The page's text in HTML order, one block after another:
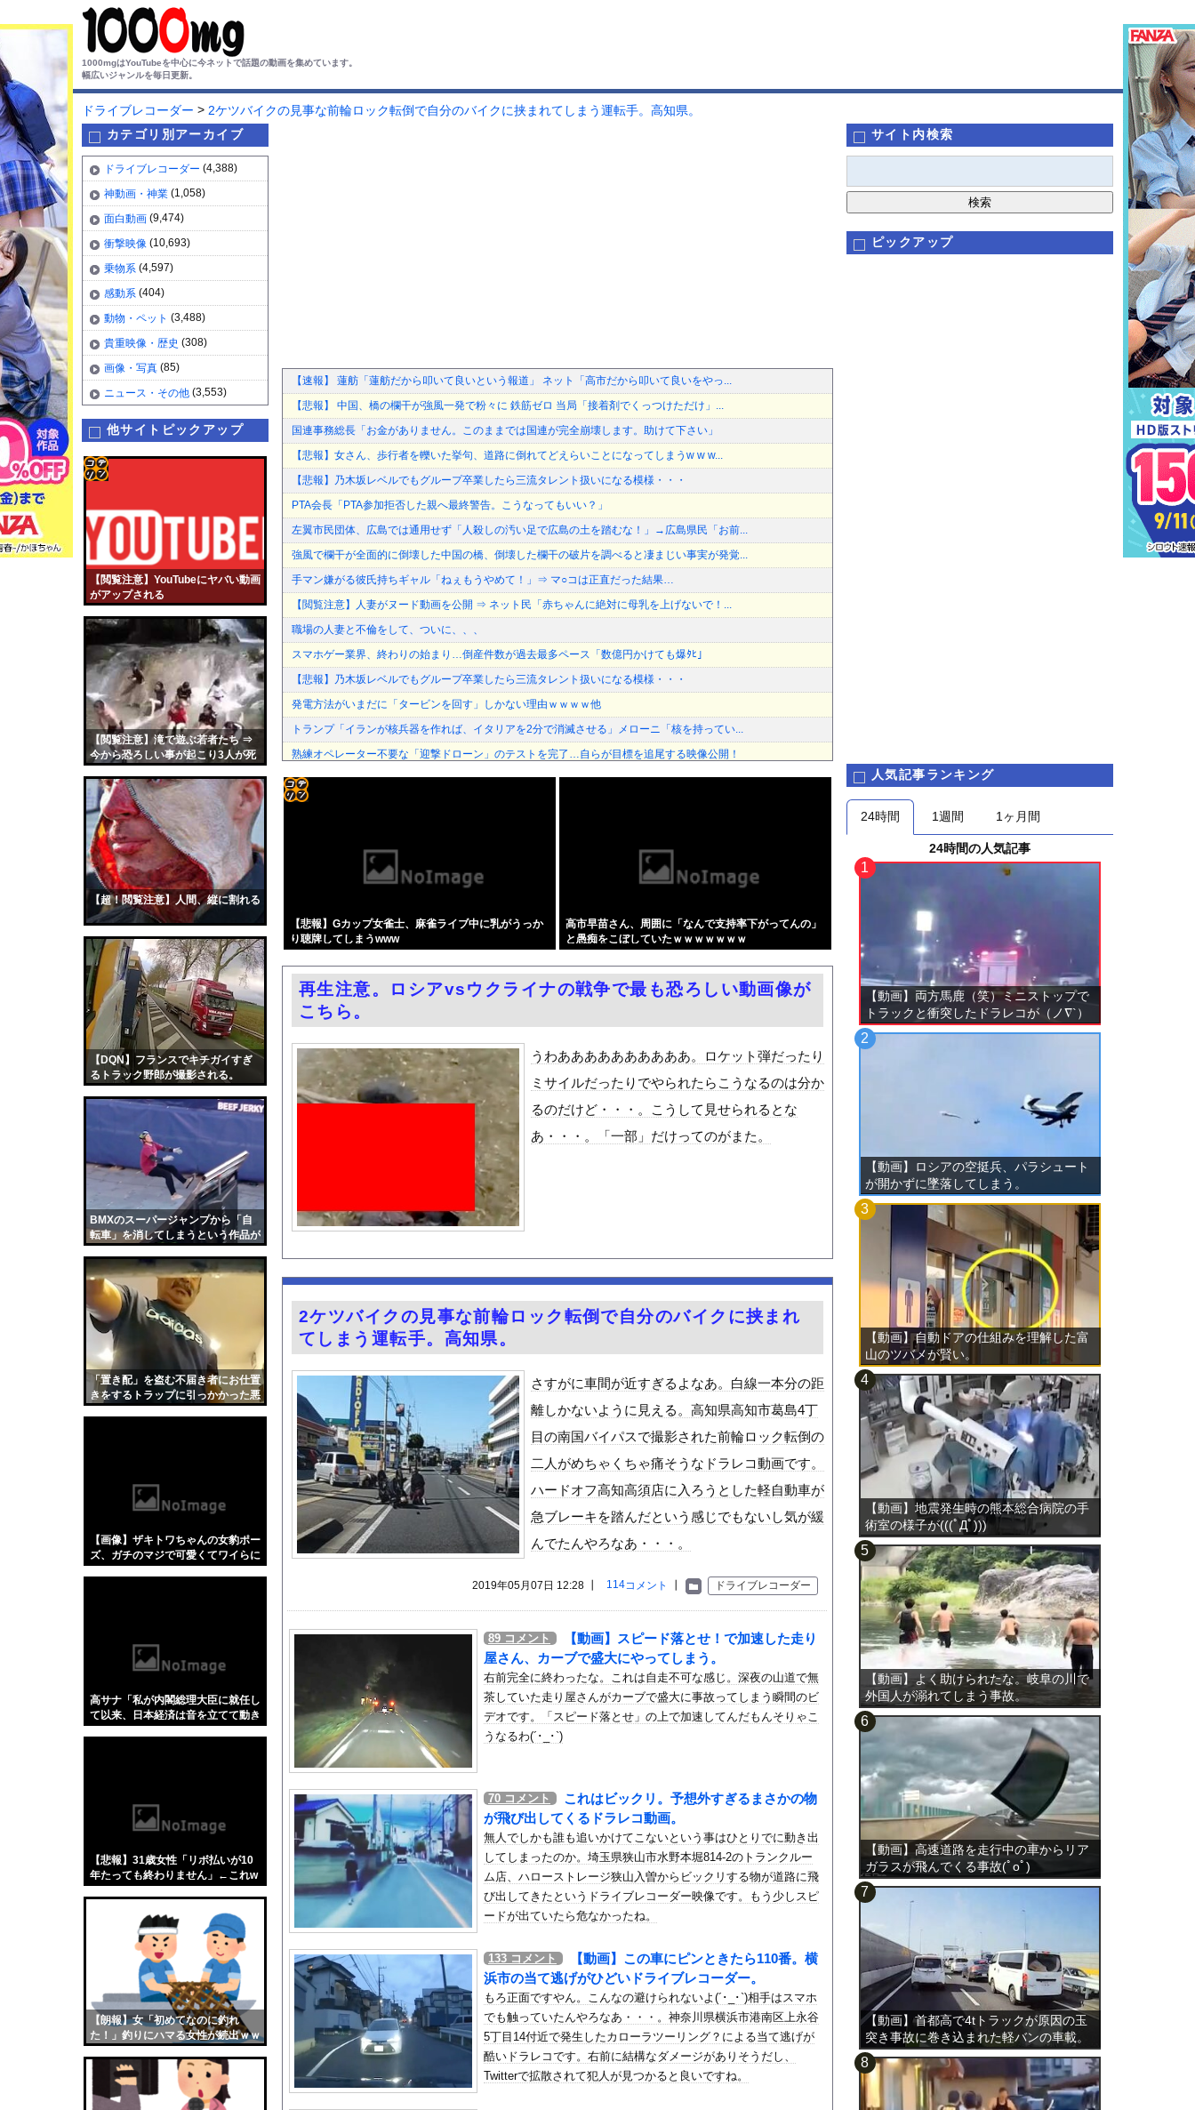
1000mgはYouTubeを中心に今ネットで話題の動画を集めています。
幅広いジャンルを毎日更新。
ドライブレコーダー > 2ケツバイクの見事な前輪ロック転倒で自分のバイクに挟まれてしまう運転手。高知県。
カテゴリ別アーカイブ
ドライブレコーダー (4,388)
神動画・神業 (1,058)
面白動画 (9,474)
衝撃映像 (10,693)
乗物系 (4,597)
感動系 (404)
動物・ペット (3,488)
貴重映像・歴史 (308)
画像・写真 (85)
ニュース・その他 (3,553)
他サイトピックアップ
【閲覧注意】YouTubeにヤバい動画
がアップされる
【閲覧注意】滝で遊ぶ若者たち ⇒
今から恐ろしい事が起こり3人が死
【超！閲覧注意】人間、縦に割れる
【DQN】フランスでキチガイすぎ
るトラック野郎が撮影される。
BMXのスーパージャンプから「自
転車」を消してしまうという作品が
「置き配」を盗む不届き者にお仕置
きをするトラップに引っかかった悪
【画像】ザキトワちゃんの女豹ポー
ズ、ガチのマジで可愛くてワイらに
高サナ「私が内閣総理大臣に就任し
て以来、日本経済は音を立てて動き
【悲報】31歳女性「リボ払いが10
年たっても終わりません」←これw
【朗報】女「初めてなのに釣れ
た！」釣りにハマる女性が続出ｗｗ
リン
- 固
定リ
ンク
自動
更新
ツー
ル
【速報】 蓮舫「蓮舫だから叩いて良いという報道」 ネット「高市だから叩いて良いをやっ...
【悲報】 中国、橋の欄干が強風一発で粉々に 鉄筋ゼロ 当局「接着剤でくっつけただけ」...
国連事務総長「お金がありません。このままでは国連が完全崩壊します。助けて下さい」
【悲報】女さん、歩行者を轢いた挙句、道路に倒れてどえらいことになってしまうw w w...
【悲報】乃木坂レベルでもグループ卒業したら三流タレント扱いになる模様・・・
PTA会長「PTA参加拒否した親へ最終警告。こうなってもいい？」
左翼市民団体、広島では通用せず「人殺しの汚い足で広島の土を踏むな！」→広島県民「お前...
強風で欄干が全面的に倒壊した中国の橋、倒壊した欄干の破片を調べると凄まじい事実が発覚...
手マン嫌がる彼氏持ちギャル「ねぇもうやめて！」⇒ マ○コは正直だった結果…
【閲覧注意】人妻がヌード動画を公開 ⇒ ネット民「赤ちゃんに絶対に母乳を上げないで！...
職場の人妻と不倫をして、ついに、、、
スマホゲー業界、終わりの始まり…倒産件数が過去最多ペース「数億円かけても爆ﾀﾋ」
【悲報】乃木坂レベルでもグループ卒業したら三流タレント扱いになる模様・・・
発電方法がいまだに「タービンを回す」しかない理由ｗｗｗｗ他
トランプ「イランが核兵器を作れば、イタリアを2分で消滅させる」メローニ「核を持ってい...
熟練オペレーター不要な「迎撃ドローン」のテストを完了…自らが目標を追尾する映像公開！
強風で欄干が全面的に倒壊した中国の橋、倒壊した欄干の破片を調べると凄まじい事実が発覚...
コスプレイヤー近衛りこさんがほぼすっぽんぽんで自転車漕ぐ
【ニュース】日本をダメにした総理大臣、ワースト１位が同点でこの人ｗｗｗｗｗｗ
エロ漫画『八尺耽溺奇談』をrawやhitomiを使わずに無料で読む方法│歯車
【動画】東大生ｖｓ キャバ嬢 → ｗｗｗｗｗｗｗｗｗｗｗｗｗｗｗｗｗｗ
中国製自動車、不具合によりドアが勝手に開いてしまう件
井上晴美、乳首ヘアヌードや濡れ場おっぱいがエロ過ぎる！人生最後のラスト写真集、最高！...
中国人の子供が溺れ、周りに助けを乞う父親と、スマホを向けてインプレ稼ぎの見物人
フェラーリを手がけたピニンファリーナ、日本の鉄道初デザイン。南海電鉄が新たな空港特急...
お前らがメイドイン韓国で認めてるもの 「キムチ」あと3つは？
中国「大洪水！」三峡ダム「9門開放！（全力放流」中国都市「三峡沿線の道路水没」中国政...
職場の人妻と不倫をして、ついに、、、
韓国国会、サッカー前代表監督を追及「なぜ負けたのか」
日本旅行キャンセルすべきか…1万年ぶり史上最大級の火山の兆し＝韓国の反応
うちのネコが目の前にいた。私が上に物を投げるフリをする → 猫はこうなります…
【悲報】ライブハウスさん、『奴隷』すぎる求人を公開して話題に
森香澄アナ ボディコン、谷間、セクシーショット！！【GIF動画あり】
【九州名物】鶏刺し食べた医師、全身麻痺へ…「死んだほうが良かったと思っていた」
ガチの釣り初心者なんやが、始めるまでのロードマップ教えてくれ
女性インフルエンサー「20歳でアルファード一括で買えちゃう私って素敵」→画像にアレが...
レッサーパンダさん かわいい
道の駅に野菜や果物出荷してるんやけど「こういうの欲しい」とかある？
井上晴美、乳首ヘアヌードや濡れ場おっぱいがエロ過ぎる！人生最後のラスト写真集、最高！...
【画像】ネギに豚バラを巻いて焼いただけの料理、なぜかグロいｗｗｗｗｗ
天下一品とかいう定期的に行っては「こんなもんか…」ってなるラーメン屋wwwwwww
グラドル後藤まつりと至近距離でイチャイチャできる新作イメビが出たぞ！
『悪役令嬢転生おじさん』6話感想 モブ令嬢に絡まれるアンナ！
【Xの車窓から】オービスかと思ったら野生の炊飯器で草 ほか
【衝撃】「かわいい虫」ランキング、ついに発表される
【エ□漫画】 幼馴染彼女との初セッ○ス失敗…！悩む童貞男子にクラスメイトのギャルJK...
AIが自然界にないウイルスを設計、16種類で増殖を確認…米スタンフォード大！
【画像】セブンイレブン、ついに神商品を販売
高校野球の暑さ対策として18時から4試合深夜までやれば涼しいまま試合出来るじゃん
【画像】陰キャ風女子さん、美容院でイメチェンした結果ｗｗｗｗｗｗ他
DeNA3位浮上！ 馬場皐輔が延長2イニングピシャリ、筒香がサヨナラホームラン！！
白戸ゆめのアナ セクシーニットのノースリーブ巨乳！！【GIF動画あり】
【動画】両方馬鹿（笑）ミニストップでトラックと衝突したドラレコが（ノ∇`）
佐久間宣行『（井上和に対して）あの子売れますよ』
海外「日本人はなんて気高いんだ！」 英高級紙も驚愕した極限の中の日本人の姿に世界が衝...
宇宙人はいる？いて座の方角から72秒間捉えた強い電波、50年間正体分からぬ「Wow！...
【J1第1節 名古屋×清水】 清水は北川の完璧なボレーと無失点で白星スタート！ホーム...
レッドブルリザーブの角田裕毅、ケイナさんと一緒に酒蔵巡りをしている模様
８～１３歳の少年１９人に自宅で性的暴行やわいせつ、３１歳男に懲役１５年
ストロングビデ1【ふくらすずめ】
【画像】おまえらくんの机がこの女の子の椅子にされてたらｗｗｗ
【画像】この女優さん、可愛すぎる
【朗報】齋藤飛鳥、前屈みで完全に見えてる動画が拡散されてしまう…
【悲報】Gカップ女雀士、麻雀ライブ中に乳がうっか
り聴牌してしまうwww
高市早苗さん、周囲に「なんで支持率下がってんの」
と愚痴をこぼしていたｗｗｗｗｗｗｗ
自動
更新
ツー再生注意。ロシアvsウクライナの戦争で最も恐ろしい動画像が
こちら。
うわああああああああああ。ロケット弾だったり
ミサイルだったりでやられたらこうなるのは分か
るのだけど・・・。こうして見せられるとな
あ・・・。「一部」だけってのがまた。
2ケツバイクの見事な前輪ロック転倒で自分のバイクに挟まれ
てしまう運転手。高知県。
さすがに車間が近すぎるよなあ。白線一本分の距
離しかないように見える。高知県高知市葛島4丁
目の南国バイパスで撮影された前輪ロック転倒の
二人がめちゃくちゃ痛そうなドラレコ動画です。
ハードオフ高知高須店に入ろうとした軽自動車が
急ブレーキを踏んだという感じでもないし気が緩
んでたんやろなあ・・・。
ドライブレコーダー
114コメント
2019年05月07日 12:28 ┃
89 コメント
【動画】スピード落とせ！で加速した走り
屋さん、カーブで盛大にやってしまう。
右前完全に終わったな。これは自走不可な感じ。深夜の山道で無
茶していた走り屋さんがカーブで盛大に事故ってしまう瞬間のビ
デオです。「スピード落とせ」の上で加速してんだもんそりゃこ
うなるわ(´･_･`)
70 コメント
これはビックリ。予想外すぎるまさかの物
が飛び出してくるドラレコ動画。
無人でしかも誰も追いかけてこないという事はひとりでに動き出
してしまったのか。埼玉県狭山市水野本堀814-2のトランクルー
ム店、ハローストレージ狭山入曽からビックリする物が道路に飛
び出してきたというドライブレコーダー映像です。もう少しスピ
ードが出ていたら危なかったね。
133 コメント
【動画】この車にピンときたら110番。横
浜市の当て逃げがひどいドライブレコーダー。
もろ正面ですやん。こんなの避けられないよ(´･_･`)相手はスマホ
でも触っていたんやろなあ・・・。神奈川県横浜市港南区上永谷
5丁目14付近で発生したカローラツーリング？による当て逃げが
酷いドラレコです。右前に結構なダメージがありそうだし、
Twitterで拡散されて犯人が見つかると良いですね。
サイト内検索
ピックアップ
人気記事ランキング
24時間 1週間 1ヶ月間
24時間の人気記事
【動画】両方馬鹿（笑）ミニストップで
トラックと衝突したドラレコが（ノ∇`）
【動画】ロシアの空挺兵、パラシュート
が開かずに墜落してしまう。
【動画】自動ドアの仕組みを理解した富
山のツバメが賢い。
【動画】地震発生時の熊本総合病院の手
術室の様子が(((ﾟДﾟ)))
【動画】よく助けられたな。岐阜の川で
外国人が溺れてしまう事故。
【動画】高速道路を走行中の車からリア
ガラスが飛んでくる事故(ﾟoﾟ)
【動画】首都高で4tトラックが原因の玉
突き事故に巻き込まれた軽バンの車載。